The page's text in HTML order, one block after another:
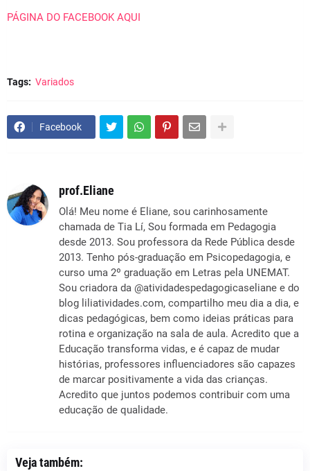
PÁGINA DO FACEBOOK AQUI
Tags: Variados
Facebook
prof.Eliane
Olá! Meu nome é Eliane, sou carinhosamente
chamada de Tia Lí, Sou formada em Pedagogia
desde 2013. Sou professora da Rede Pública desde
2013. Tenho pós-graduação em Psicopedagogia, e
curso uma 2º graduação em Letras pela UNEMAT.
Sou criadora da @atividadespedagogicaseliane e do
blog liliatividades.com, compartilho meu dia a dia, e
dicas pedagógicas, bem como ideias práticas para
rotina e organização na sala de aula. Acredito que a
Educação transforma vidas, e é capaz de mudar
histórias, professores influenciadores são capazes
de marcar positivamente a vida das crianças.
Acredito que juntos podemos contribuir com uma
educação de qualidade.
Veja também: